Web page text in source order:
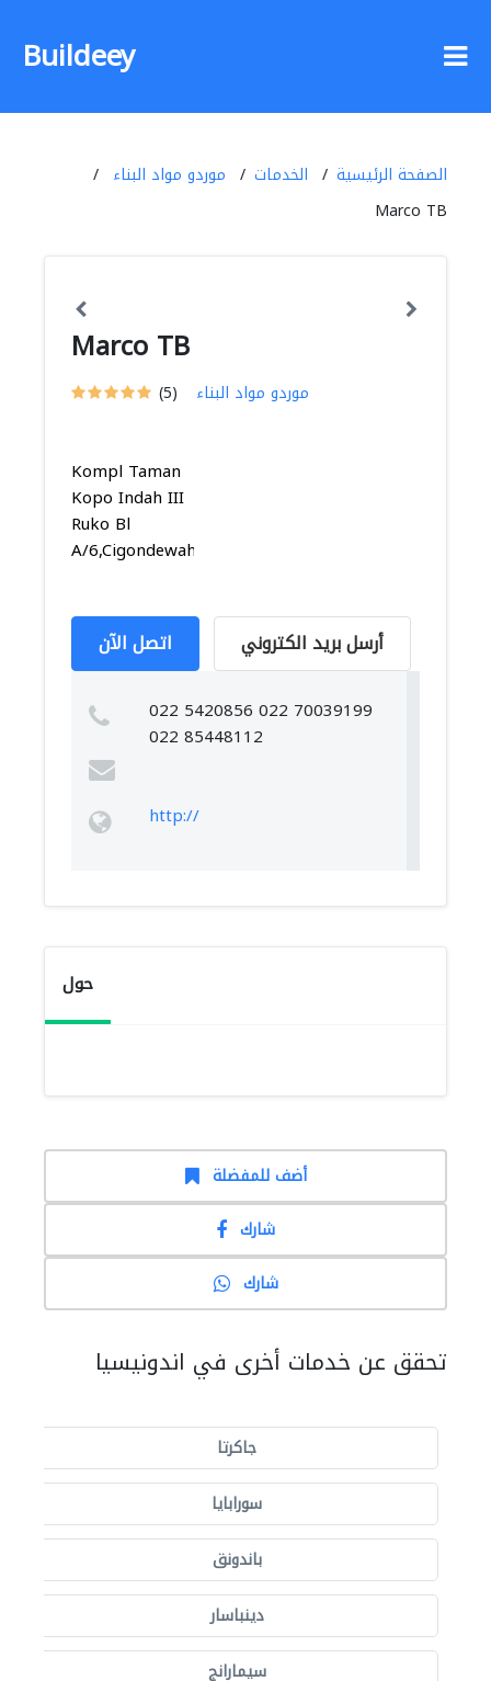
Buildeey
الصفحة الرئيسية الخدمات
موردو مواد البناء
Marco TB
Marco TB
(5) موردو مواد البناء
Kompl Taman
Kopo Indah III
Ruko Bl
A/6,Cigondewah...
اتصل الآن أرسل بريد الكتروني
022 5420856 022 70039199
022 85448112
http://
حول
أضف للمفضلة
شارك
شارك
تحقق عن خدمات أخرى في اندونيسيا
جاكرتا
سورابايا
باندونق
دينباسار
سيمارانج